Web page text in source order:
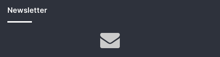
Newsletter